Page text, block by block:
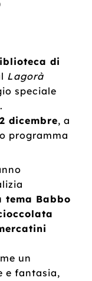
di
Lagorà
speciale
dicembre, a
programma
tema Babbo
un
e fantasia,